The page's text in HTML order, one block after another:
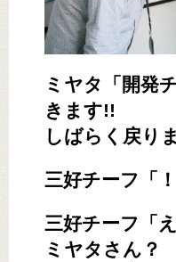
ミヤタ「開発
きます!!
しばらく戻り
三好チーフ「！
三好チーフ「
ミヤタさん？